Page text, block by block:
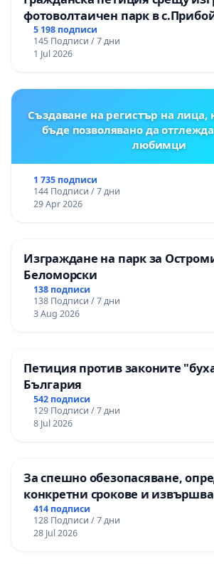
фотоволтаичен парк в
Радомир
5 198 подписи
145 Подписи / 7 дни
1 Jul 2026
Създаване на регистър на лица,
бъде позволявано да
любимци
1 735 подписи
144 Подписи / 7 дни
29 Apr 2026
Изграждане на парк за
Беломорски
138 подписи
138 Подписи / 7 дни
3 Aug 2026
Петиция против законите
България
542 подписи
129 Подписи / 7 дни
8 Jul 2026
За спешно обезопасяване,
конкретни срокове и
цялостна рехабилитация на
републиканския път между
„Тракия“ - гр. Ихтиман - с.
414 подписи
128 Подписи / 7 дни
28 Jul 2026